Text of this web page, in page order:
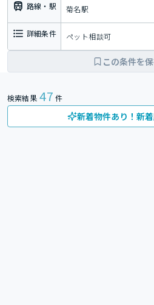
路線・駅 菊名駅
詳細条件 ペット相談可
この条件を
検索結果 47 件
新着物件あり！新